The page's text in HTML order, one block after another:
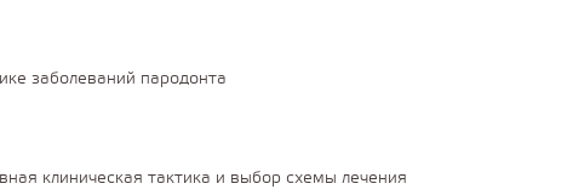
заболеваний пародонта
клиническая тактика и выбор схемы лечения